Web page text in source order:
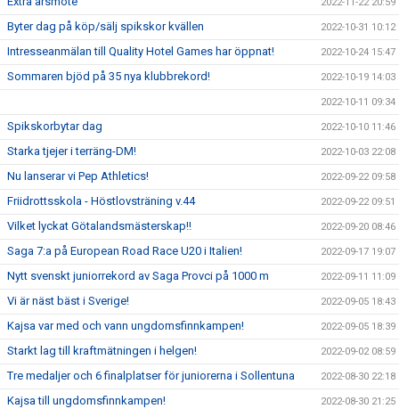
Byter dag på köp/sälj spikskor kvällen 2022-10-31 10:12
Intresseanmälan till Quality Hotel Games har öppnat! 2022-10-24 15:47
Sommaren bjöd på 35 nya klubbrekord! 2022-10-19 14:03
2022-10-11 09:34
Spikskorbytar dag 2022-10-10 11:46
Starka tjejer i terräng-DM! 2022-10-03 22:08
Nu lanserar vi Pep Athletics! 2022-09-22 09:58
Friidrottsskola - Höstlovsträning v.44 2022-09-22 09:51
Vilket lyckat Götalandsmästerskap!! 2022-09-20 08:46
Saga 7:a på European Road Race U20 i Italien! 2022-09-17 19:07
Nytt svenskt juniorrekord av Saga Provci på 1000 m 2022-09-11 11:09
Vi är näst bäst i Sverige! 2022-09-05 18:43
Kajsa var med och vann ungdomsfinnkampen! 2022-09-05 18:39
Starkt lag till kraftmätningen i helgen! 2022-09-02 08:59
Tre medaljer och 6 finalplatser för juniorerna i Sollentuna 2022-08-30 22:18
Kajsa till ungdomsfinnkampen! 2022-08-30 21:25